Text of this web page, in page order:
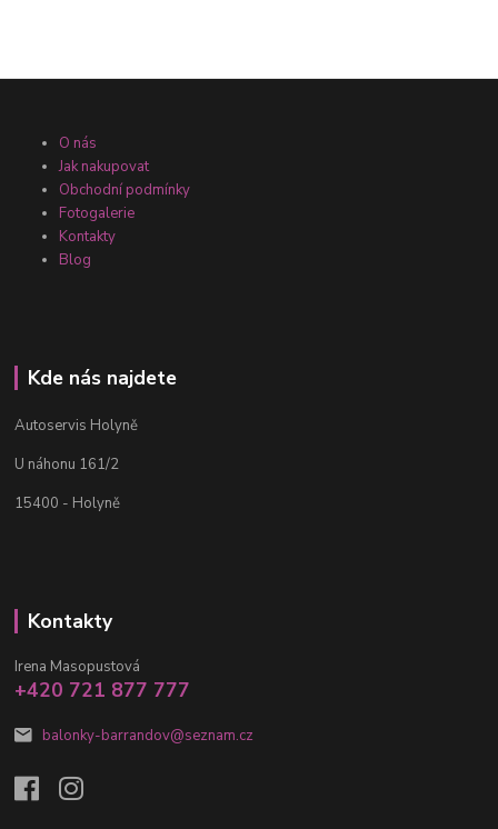
O nás
Jak nakupovat
Obchodní podmínky
Fotogalerie
Kontakty
Blog
Kde nás najdete
Autoservis Holyně
U náhonu 161/2
15400 - Holyně
Kontakty
Irena Masopustová
+420 721 877 777
balonky-barrandov@seznam.cz